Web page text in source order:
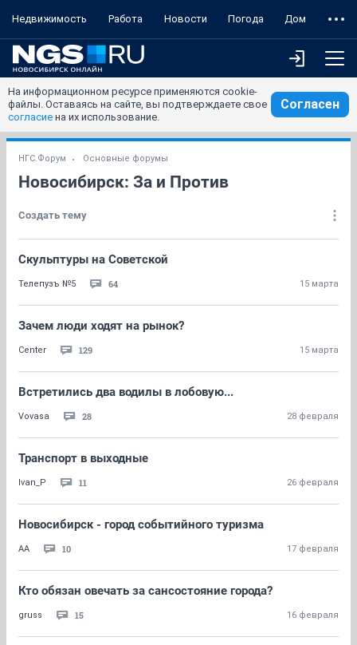
Недвижимость Работа Новости Погода Дом
На информационном ресурсе применяются cookie-
файлы. Оставаясь на сайте, вы подтверждаете свое
согласие на их использование.
Согласен
НГС.Форум Основные форумы
Новосибирск: За и Против
Создать тему
Скульптуры на Советской
Телепузъ №5 64 15 марта
Зачем люди ходят на рынок?
Center 129 15 марта
Встретились два водилы в лобовую...
Vovasa 28 28 февраля
Транспорт в выходные
Ivan_P 11 26 февраля
Новосибирск - город событийного туризма
AA 10 17 февраля
Кто обязан овечать за сансостояние города?
gruss 15 16 февраля